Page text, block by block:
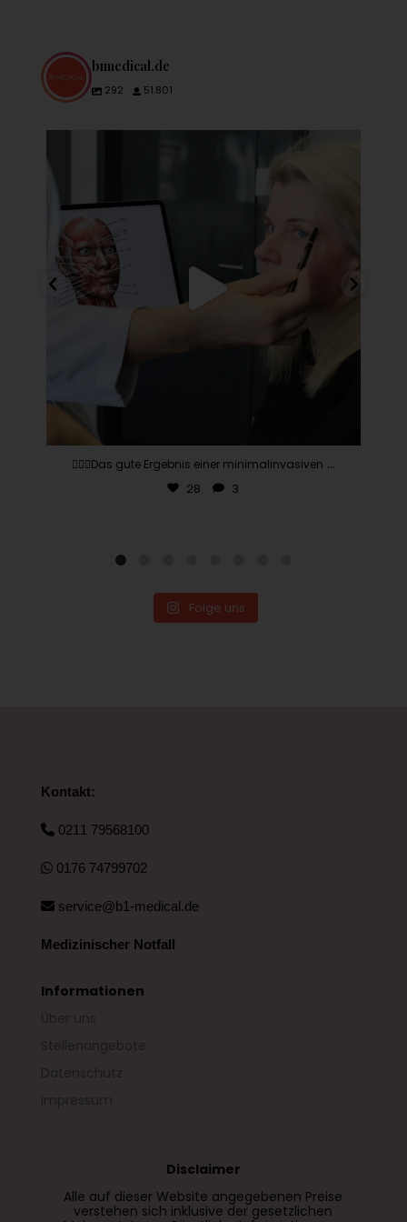
b1medical.de
292 51.801
👨🏽‍⚕️Das gute Ergebnis einer minimalinvasiven
👨🏽‍⚕️Das gute Ergebnis einer minimalinvasiven ...
28 3
Folge uns
Kontakt:
0211 79568100
0176 74799702
service@b1-medical.de
Medizinischer Notfall
Informationen
Disclaimer
Alle auf dieser Website angegebenen Preise
verstehen sich inklusive der gesetzlichen